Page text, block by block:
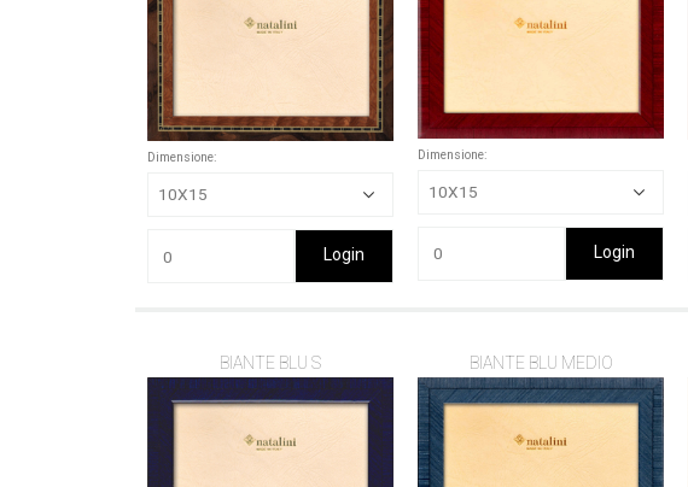
Dimensione:
Login
Dimensione:
Login
BIANTE BLU S BIANTE BLU MEDIO